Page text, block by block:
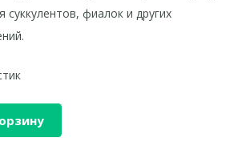
фиалок и других